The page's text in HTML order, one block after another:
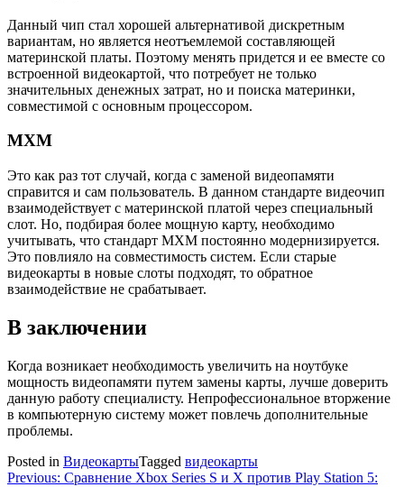
Данный чип стал хорошей альтернативой дискретным
вариантам, но является неотъемлемой составляющей
материнской платы. Поэтому менять придется и ее вместе со
встроенной видеокартой, что потребует не только
значительных денежных затрат, но и поиска материнки,
совместимой с основным процессором.
MXM
Это как раз тот случай, когда с заменой видеопамяти
справится и сам пользователь. В данном стандарте видеочип
взаимодействует с материнской платой через специальный
слот. Но, подбирая более мощную карту, необходимо
учитывать, что стандарт MXM постоянно модернизируется.
Это повлияло на совместимость систем. Если старые
видеокарты в новые слоты подходят, то обратное
взаимодействие не срабатывает.
В заключении
Когда возникает необходимость увеличить на ноутбуке
мощность видеопамяти путем замены карты, лучше доверить
данную работу специалисту. Непрофессиональное вторжение
в компьютерную систему может повлечь дополнительные
проблемы.
Posted in ВидеокартыTagged видеокарты
Навигация
Previous: Сравнение Xbox Series S и X против Play Station 5: